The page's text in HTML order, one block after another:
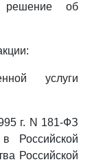
решение об
услуги
г. N 181-ФЗ
Российской
Российской